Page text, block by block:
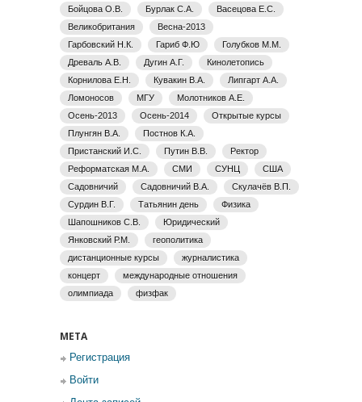
Бойцова О.В. Бурлак С.А.
Васецова Е.С.
Великобритания
Весна-2013
Гарбовский Н.К.
Гариб Ф.Ю
Голубков М.М.
Древаль А.В.
Дугин А.Г.
Кинолетопись
Корнилова Е.Н.
Кувакин В.А.
Липгарт А.А.
Ломоносов
МГУ
Молотников А.Е.
Осень-2013
Осень-2014
Открытые курсы
Плунгян В.А.
Постнов К.А.
Пристанский И.С.
Путин В.В.
Ректор
Реформатская М.А.
СМИ СУНЦ
США
Садовничий
Садовничий В.А.
Скулачёв В.П.
Сурдин В.Г.
Татьянин день
Физика
Шапошников С.В.
Юридический
Янковский Р.М.
геополитика
дистанционные курсы
журналистика
концерт
международные отношения
олимпиада
физфак
МЕТА
Регистрация
Войти